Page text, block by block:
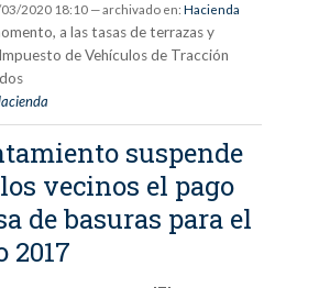
2020 18:10 — archivado en: Hacienda
a las tasas de terrazas y
de Vehículos de Tracción
suspende
vecinos el pago
de basuras para el
2017